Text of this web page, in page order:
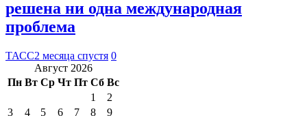
решена ни одна международная
проблема
ТАСС2 месяца спустя 0
Август 2026
Пн Вт Ср Чт Пт Сб Вс
1
2
3
4 5 6 7 8
9